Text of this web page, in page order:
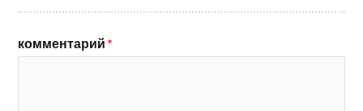
комментарий *